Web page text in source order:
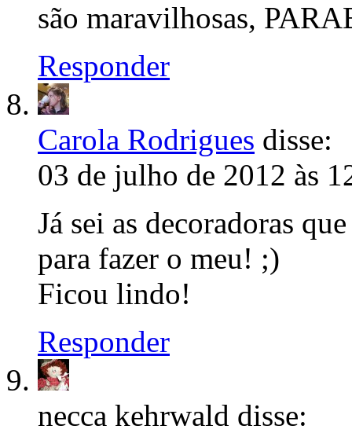
são maravilhosas,
Responder
Carola Rodrigues disse:
03 de julho de 2012 às
Já sei as decoradoras
para fazer o meu! ;)
Ficou lindo!
Responder
necca kehrwald disse: